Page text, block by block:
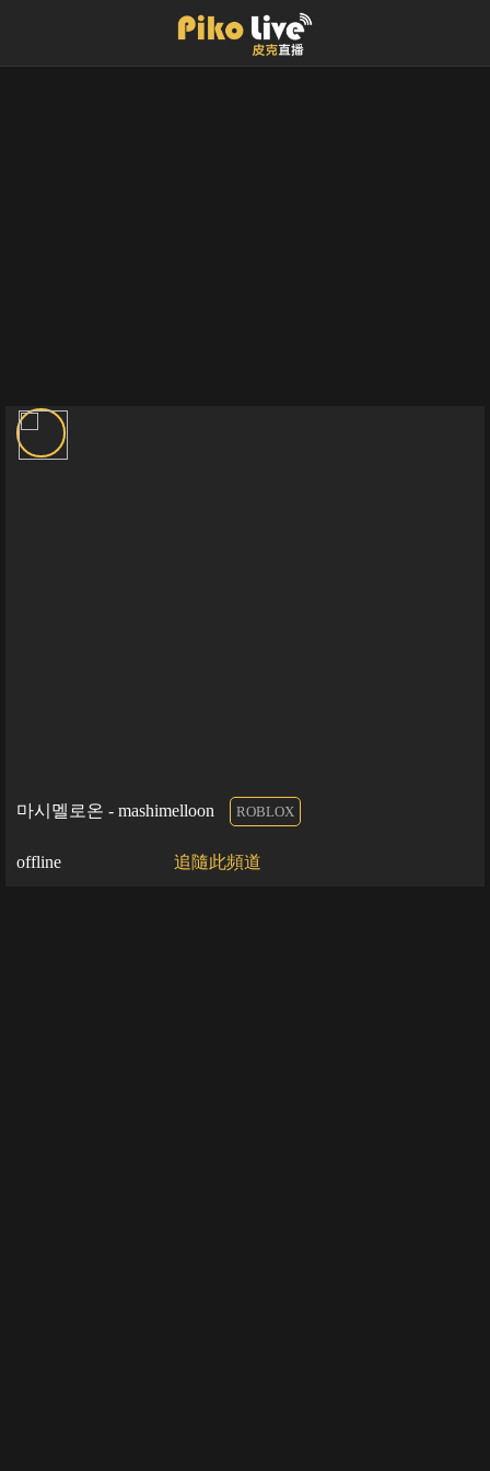
마시멜로온 - mashimelloon ROBLOX
offline 追隨此頻道